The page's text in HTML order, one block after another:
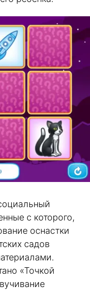
с которого,
оснастки
садов
«Точкой